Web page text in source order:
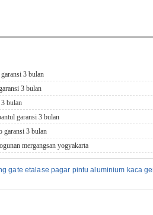
3 bulan
3 bulan
bulan
garansi 3 bulan
garansi 3 bulan
mergangsan yogyakarta
gate etalase pagar pintu aluminium kaca